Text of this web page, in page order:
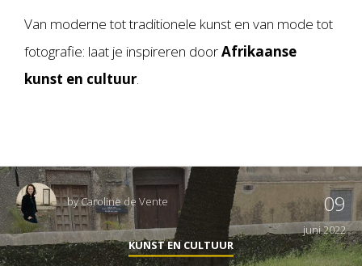
Van moderne tot traditionele kunst en van mode tot
fotografie: laat je inspireren doorAfrikaanse
kunst en cultuur.
byCaroline de Vente 09
juni 2022
KUNST EN CULTUUR